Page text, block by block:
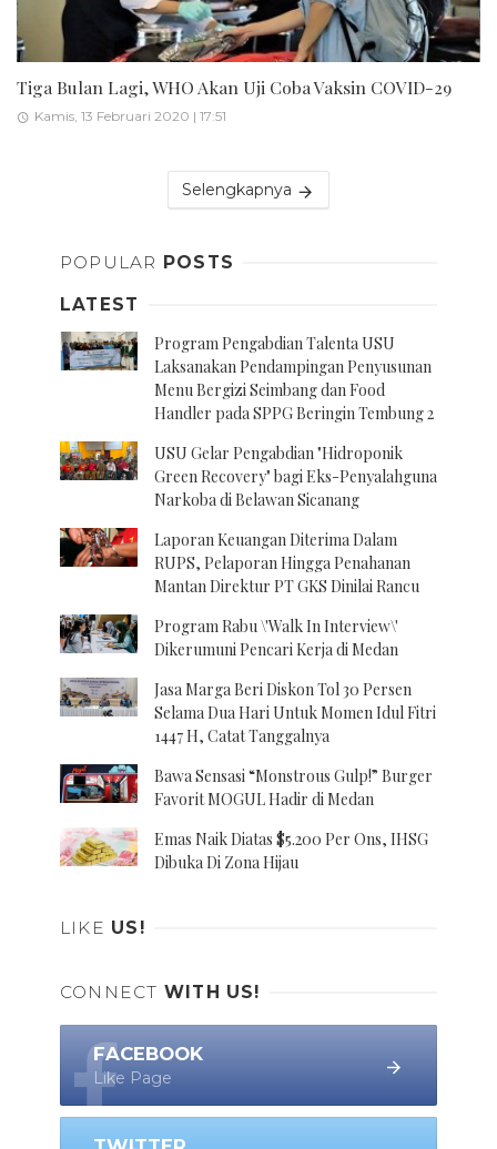
Tiga Bulan Lagi, WHO Akan Uji Coba Vaksin COVID-29
Kamis, 13 Februari 2020 | 17:51
Selengkapnya
POPULAR POSTS
LATEST
Program Pengabdian Talenta USU
Laksanakan Pendampingan Penyusunan
Menu Bergizi Seimbang dan Food
Handler pada SPPG Beringin Tembung 2
USU Gelar Pengabdian "Hidroponik
Green Recovery" bagi Eks-Penyalahguna
Narkoba di Belawan Sicanang
Laporan Keuangan Diterima Dalam
RUPS, Pelaporan Hingga Penahanan
Mantan Direktur PT GKS Dinilai Rancu
Program Rabu \'Walk In Interview\'
Dikerumuni Pencari Kerja di Medan
Jasa Marga Beri Diskon Tol 30 Persen
Selama Dua Hari Untuk Momen Idul Fitri
1447 H, Catat Tanggalnya
Bawa Sensasi “Monstrous Gulp!” Burger
Favorit MOGUL Hadir di Medan
Emas Naik Diatas $5.200 Per Ons, IHSG
Dibuka Di Zona Hijau
LIKE US!
CONNECT WITH US!
FACEBOOK
Like Page